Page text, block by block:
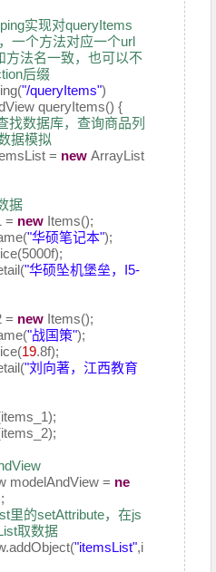
实现对queryItems
一个方法对应一个url
方法名一致，也可以不
后缀
("/queryItems")
queryItems() {
找数据库，查询商品列
据模拟
= new ArrayList
据
= new Items();
"华硕笔记本");
"华硕坠机堡垒，I5-
= new Items();
"战国策");
19.8f);
"刘向著，江西教育
= ne
里的setAttribute，在js
取数据
"itemsList",i